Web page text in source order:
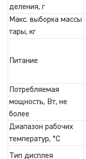
деления, г
Макс. выборка массы
тары, кг
Питание
Потребляемая
мощность, Вт, не
более
Диапазон рабочих
температур, °C
Тип дисплея